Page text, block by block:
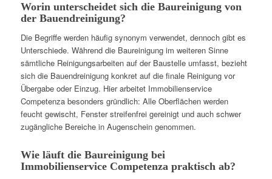
Worin unterscheidet sich die Baureinigung von
der Bauendreinigung?
Die Begriffe werden häufig synonym verwendet, dennoch gibt es
Unterschiede. Während die Baureinigung im weiteren Sinne
sämtliche Reinigungsarbeiten auf der Baustelle umfasst, bezieht
sich die Bauendreinigung konkret auf die finale Reinigung vor
Übergabe oder Einzug. Hier arbeitet Immobilienservice
Competenza besonders gründlich: Alle Oberflächen werden
feucht gewischt, Fenster streifenfrei gereinigt und auch schwer
zugängliche Bereiche in Augenschein genommen.
Wie läuft die Baureinigung bei
Immobilienservice Competenza praktisch ab?